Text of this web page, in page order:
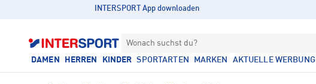
INTERSPORT App downloaden
Wonach suchst du?
DAMEN HERREN KINDER SPORTARTEN MARKEN AKTUELLE WERBUNG